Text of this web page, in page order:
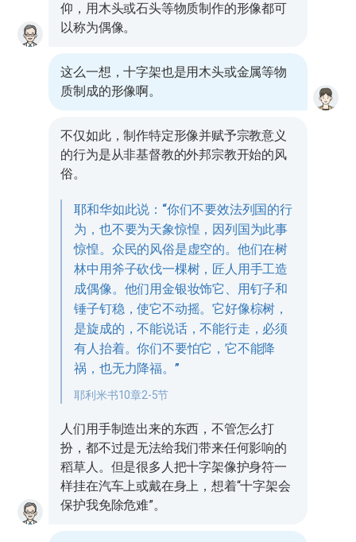
仰，用木头或石头等物质制作的形像都可
以称为偶像。
这么一想，十字架也是用木头或金属等物
质制成的形像啊。
不仅如此，制作特定形像并赋予宗教意义
的行为是从非基督教的外邦宗教开始的风
俗。
耶和华如此说：“你们不要效法列国的行
为，也不要为天象惊惶，因列国为此事
惊惶。众民的风俗是虚空的。他们在树
林中用斧子砍伐一棵树，匠人用手工造
成偶像。他们用金银妆饰它、用钉子和
锤子钉稳，使它不动摇。它好像棕树，
是旋成的，不能说话，不能行走，必须
有人抬着。你们不要怕它，它不能降
祸，也无力降福。”
耶利米书10章2-5节
人们用手制造出来的东西，不管怎么打
扮，都不过是无法给我们带来任何影响的
稻草人。但是很多人把十字架像护身符一
样挂在汽车上或戴在身上，想着“十字架会
保护我免除危难”。